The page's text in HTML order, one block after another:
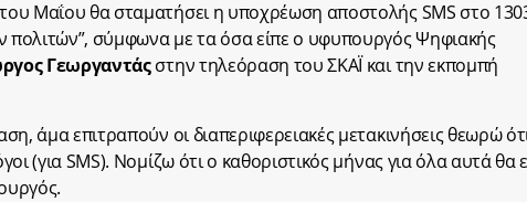
Μαΐου θα σταματήσει η υποχρέωση αποστολής SMS στο
πολιτών”, σύμφωνα με τα όσα είπε ο υφυπουργός Ψηφιακής
Γεωργαντάςστην τηλεόραση του ΣΚΑΪ και την εκπομπή
άμα επιτραπούν οι διαπεριφερειακές μετακινήσεις θεωρώ
(για SMS). Νομίζω ότι ο καθοριστικός μήνας για όλα αυτά θα